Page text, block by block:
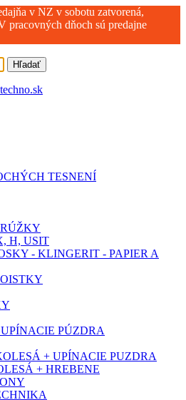
v NZ v sobotu zatvorená,
pracovných dňoch sú predajne
Hľadať
TESNENÍ
H, USIT
- KLINGERIT - PAPIER A
PÚZDRA
+ UPÍNACIE PUZDRA
+ HREBENE